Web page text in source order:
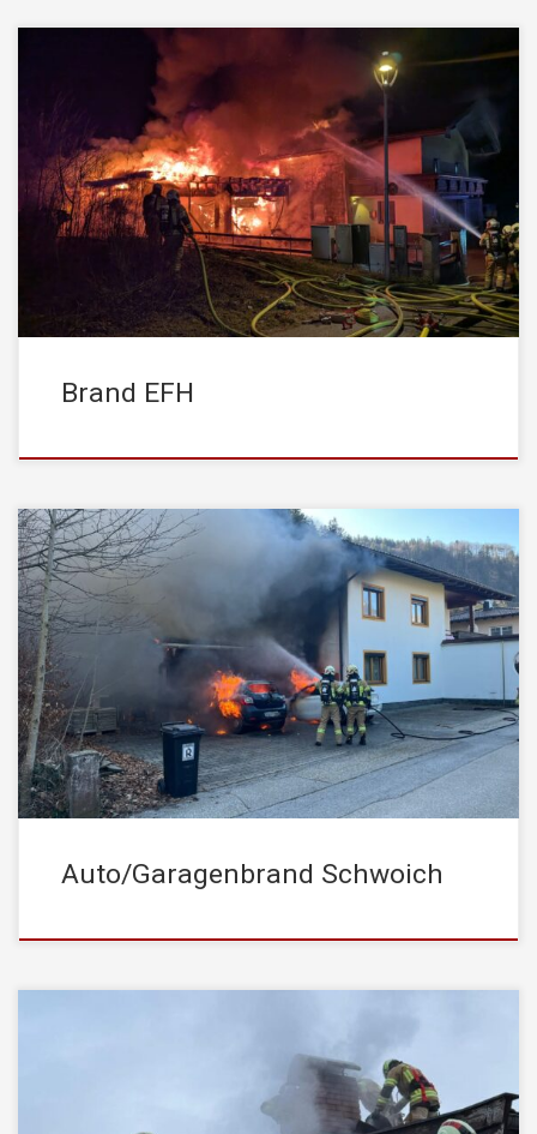
Am Dienstag den, 24.03.2026 wurde die STADTFEUERWEHR
Kufstein um 23:23 Uhr zu einem Unterstützungseinsatz mit der
Drehleiter nach Langkampfen alarmiert. Beim Eintreffen der
Einsatzkräfte stand die Garage eines Wohnhauses bereits in
Vollbrand. Das Feuer hatte zu diesem Zeitpunkt bereits auf das
Wohngebäude sowie den Dachstuhl übergegriffen. Dank des
schnellen und […]
Brand EFH
Am 5. März 2026 wurde die STADTFEUERWEHR Kufstein um
11:32 Uhr zu einem Brand eines Mehrfamilienhauses nach
Schwoich nachalarmiert. Ausgerückt wurde mit der Drehleiter
sowie dem Tanklöschfahrzeug zur Unterstützung der örtlichen
Einsatzkräfte. Beim Eintreffen standen zwei PKW in Vollbrand,
und das Feuer hatte bereits auf den Dachstuhl der angrenzenden
Garage […]
Auto/Garagenbrand Schwoich
In den frühen Morgenstunden wurde die STADTFEUERWEHR
Kufstein um 06:54 Uhr zu einem Dachstuhlbrand in einem
Mehrfamilienhaus im Stadtteil Zell alarmiert. Die